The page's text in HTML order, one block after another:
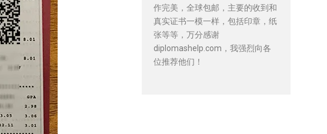
作完美，全球包邮，主要的收到和
真实证书一模一样，包括印章，纸
张等等，万分感谢
diplomashelp.com，我强烈向各
位推荐他们！